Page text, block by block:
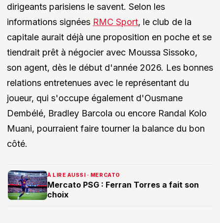
dirigeants parisiens le savent. Selon les
informations signées RMC Sport, le club de la
capitale aurait déjà une proposition en poche et se
tiendrait prêt à négocier avec Moussa Sissoko,
son agent, dès le début d'année 2026. Les bonnes
relations entretenues avec le représentant du
joueur, qui s'occupe également d'Ousmane
Dembélé, Bradley Barcola ou encore Randal Kolo
Muani, pourraient faire tourner la balance du bon
côté.
À LIRE AUSSI · MERCATO
Mercato PSG : Ferran Torres a fait son
choix